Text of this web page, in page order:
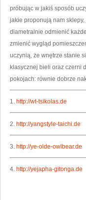
próbując w jakiś sposób
jakie proponują nam
diametralnie odmienić
zmienić wygląd
uczynią, że wnętrze stanie
klasycznej bieli oraz czerni
pokojach: równie dobrze
1. http://wt-tsikolas.de
2. http://yangstyle-taichi.de
3. http://ye-olde-owlbear.de
4. http://yejapha-gitonga.de